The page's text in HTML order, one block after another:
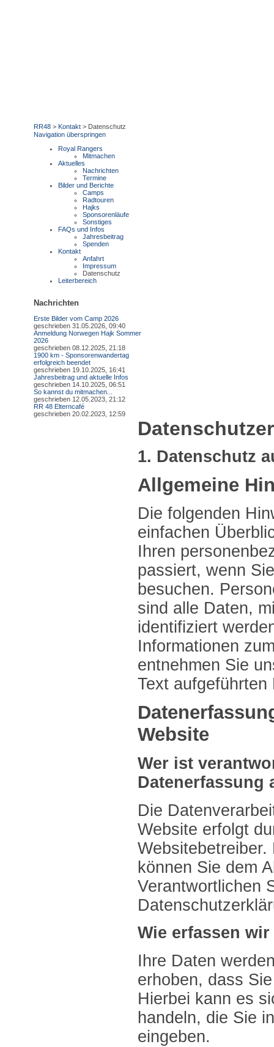
RR48 > Kontakt > Datenschutz
Navigation überspringen
Royal Rangers
Mitmachen
Aktuelles
Nachrichten
Termine
Bilder und Berichte
Camps
Radtouren
Hajks
Sponsorenläufe
Sonstiges
FAQs und Infos
Jahresbeitrag
Spenden
Kontakt
Anfahrt
Impressum
Datenschutz
Leiterbereich
Nachrichten
Erste Bilder vom Camp 2026
geschrieben 31.05.2026, 09:40
Anmeldung Norwegen Hajk Sommer
2026
geschrieben 08.12.2025, 21:18
1900 km - Sponsorenwandertag
erfolgreich beendet
geschrieben 19.10.2025, 16:41
Jahresbeitrag und aktuelle Infos
geschrieben 14.10.2025, 06:51
So kannst du mitmachen...
geschrieben 12.05.2023, 21:12
RR 48 Elterncafé
geschrieben 20.02.2023, 12:59
1. Datenschutz
Allgemeine
Die folgenden
einfachen
Ihren
passiert, wenn
besuchen.
sind alle Daten,
identifiziert
Informationen
entnehmen Sie
Text
Website
Wer ist
Datenerfassung
Die
Website erfolgt
können Sie dem
Verantwortlichen
Wie erfassen
Ihre Daten
erhoben, dass
Hierbei kann es
handeln, die Sie
eingeben.